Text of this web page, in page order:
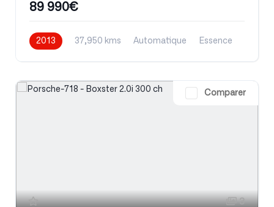
89 990€
2013 37,950 kms Automatique Essence
Comparer
3